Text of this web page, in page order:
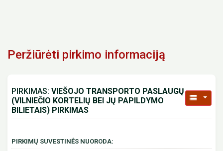
Peržiūrėti pirkimo informaciją
PIRKIMAS: VIEŠOJO TRANSPORTO PASLAUGŲ
(VILNIEČIO KORTELIŲ BEI JŲ PAPILDYMO
BILIETAIS) PIRKIMAS
PIRKIMŲ SUVESTINĖS NUORODA: